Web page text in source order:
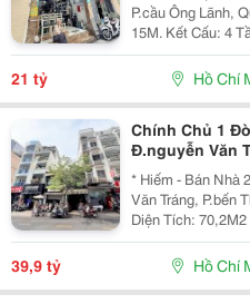
P.cầu Ông Lãnh,
15M. Kết Cấu: 4
Dòng Tiền Siêu
Giang:
21 tỷ Hồ Chí
Chính Chủ 1
Đ.nguyễn Văn
Đẹp 4M*18M
Hiếm Nhà Bán*
* Hiếm - Bán Nhà
Văn Tráng, P.bến
Diện Tích:
Tầng - Phù Hợp
&Amp; Kinh
39,9 tỷ Hồ Chí